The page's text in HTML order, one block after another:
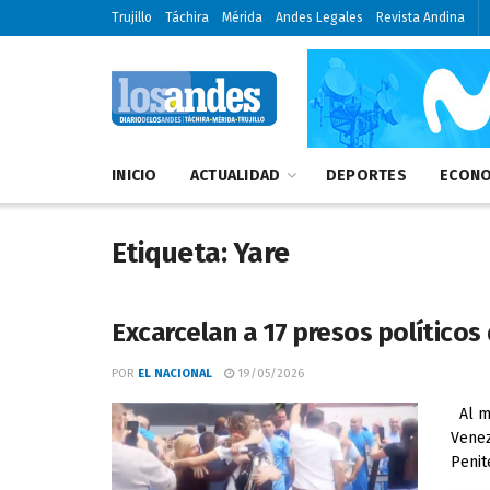
Trujillo Táchira Mérida Andes Legales Revista Andina
INICIO ACTUALIDAD DEPORTES
Etiqueta:Yare
Excarcelan a 17 presos
POR EL NACIONAL 19/05/2026
Al